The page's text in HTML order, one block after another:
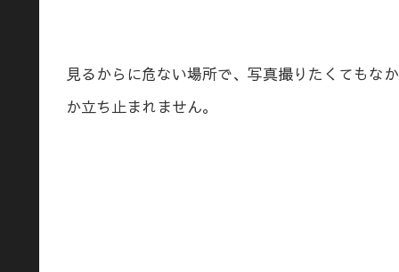
見るからに危ない場所で、写真撮りたくてもな
か立ち止まれません。